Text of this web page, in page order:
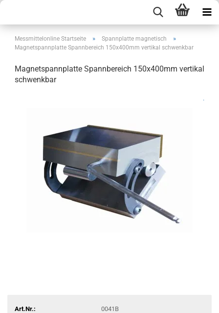
Messmittelonline Startseite » Spannplatte magnetisch »
Magnetspannplatte Spannbereich 150x400mm vertikal schwenkbar
Magnetspannplatte Spannbereich 150x400mm vertikal
schwenkbar
.
Art.Nr.:
0041B